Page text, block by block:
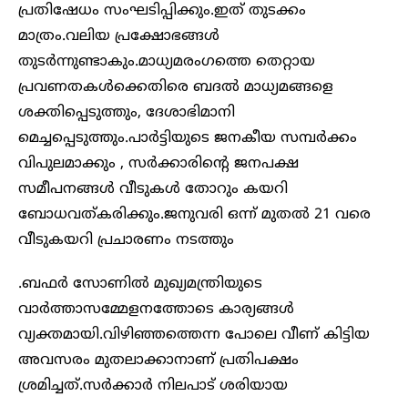
പ്രതിഷേധം സംഘടിപ്പിക്കും.ഇത് തുടക്കം
മാത്രം.വലിയ പ്രക്ഷോഭങ്ങൾ
തുടര്‍ന്നുണ്ടാകും.മാധ്യമരംഗത്തെ തെറ്റായ
പ്രവണതകൾക്കെതിരെ ബദൽ മാധ്യമങ്ങളെ
ശക്തിപ്പെടുത്തും, ദേശാഭിമാനി
മെച്ചപ്പെടുത്തും.പാർട്ടിയുടെ ജനകീയ സമ്പർക്കം
വിപുലമാക്കും , സർക്കാരിന്‍റെ ജനപക്ഷ
സമീപനങ്ങൾ വീടുകൾ തോറും കയറി
ബോധവത്കരിക്കും.ജനുവരി ഒന്ന് മുതൽ 21 വരെ
വീടുകയറി പ്രചാരണം നടത്തും
.ബഫർ സോണില്‍ മുഖ്യമന്ത്രിയുടെ
വാർത്താസമ്മേളനത്തോടെ കാര്യങ്ങൾ
വ്യക്തമായി.വിഴിഞ്ഞത്തെന്ന പോലെ വീണ് കിട്ടിയ
അവസരം മുതലാക്കാനാണ് പ്രതിപക്ഷം
ശ്രമിച്ചത്.സർക്കാർ നിലപാട് ശരിയായ